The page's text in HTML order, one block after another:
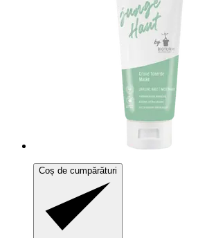
Coș de cumpărături